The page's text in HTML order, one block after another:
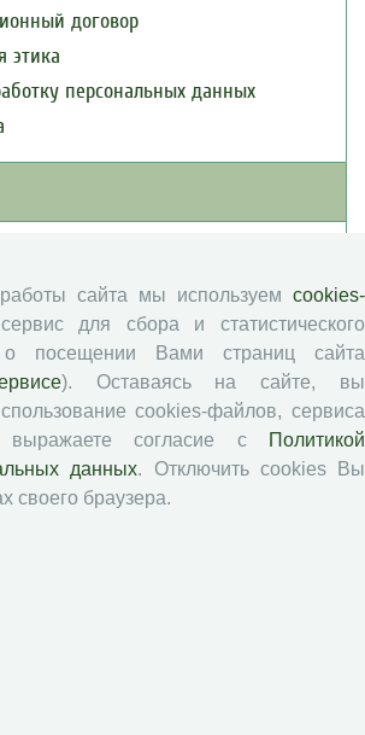
договор
этика
персональных данных
РАН
и социальные перемены
развития
сайта мы используем cookies-
для сбора и статистического
посещении Вами страниц сайта
). Оставаясь на сайте, вы
cookies-файлов, сервиса
выражаете согласие с
Политикой
данных. Отключить cookies Вы
своего браузера.